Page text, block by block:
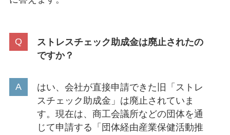
ストレスチェック助成金は廃止されたの
ですか？
はい、会社が直接申請できた旧「ストレ
スチェック助成金」は廃止されていま
す。現在は、商工会議所などの団体を通
じて申請する「団体経由産業保健活動推